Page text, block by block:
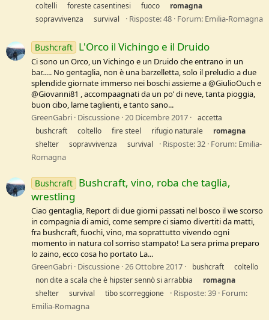
coltelli
foreste casentinesi fuoco
romagna
sopravvivenza
survival Risposte: 48 Forum: Emilia-Romagna
Bushcraft L'Orco il Vichingo e il Druido
Ci sono un Orco, un Vichingo e un Druido che entrano in un
bar….. No gentaglia, non è una barzelletta, solo il preludio a due
splendide giornate immerso nei boschi assieme a @GiulioOuch e
@Giovanni81 , accompaagnati da un po’ di neve, tanta pioggia,
buon cibo, lame taglienti, e tanto sano...
GreenGabri Discussione 20 Dicembre 2017
accetta
bushcraft
coltello fire steel rifugio naturale
romagna
shelter
sopravvivenza survival Risposte: 32 Forum: Emilia-
Romagna
Bushcraft Bushcraft, vino, roba che taglia,
wrestling
Ciao gentaglia, Report di due giorni passati nel bosco il we scorso
in compagnia di amici, come sempre ci siamo divertiti da matti,
fra bushcraft, fuochi, vino, ma soprattutto vivendo ogni
momento in natura col sorriso stampato! La sera prima preparo
lo zaino, ecco cosa ho portato La...
GreenGabri Discussione 26 Ottobre 2017 bushcraft
coltello
non dite a scala che è hipster sennò si arrabbia
romagna
shelter
survival tibo scorreggione Risposte: 39 Forum:
Emilia-Romagna